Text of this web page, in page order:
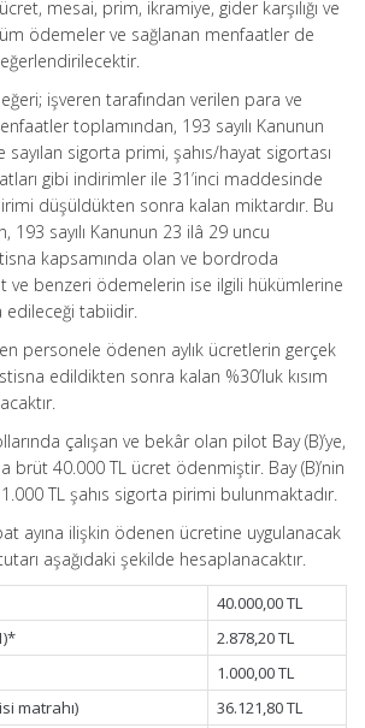
mesai, prim, ikramiye, gider karşılığı ve
ödemeler ve sağlanan menfaatler de
işveren tarafından verilen para ve
toplamından, 193 sayılı Kanunun
sayılan sigorta primi, şahıs/hayat sigortası
gibi indirimler ile 31’inci maddesinde
düşüldükten sonra kalan miktardır. Bu
193 sayılı Kanunun 23 ilâ 29 uncu
kapsamında olan ve bordroda
ve benzeri ödemelerin ise ilgili hükümlerine
edileceği tabiidir.
personele ödenen aylık ücretlerin gerçek
edildikten sonra kalan %30’luk kısım
çalışan ve bekâr olan pilot Bay (B)’ye,
brüt 40.000 TL ücret ödenmiştir. Bay (B)’nin
TL şahıs sigorta pirimi bulunmaktadır.
ayına ilişkin ödenen ücretine uygulanacak
aşağıdaki şekilde hesaplanacaktır.
40.000,00 TL
2.878,20 TL
1.000,00 TL
matrahı)
36.121,80 TL